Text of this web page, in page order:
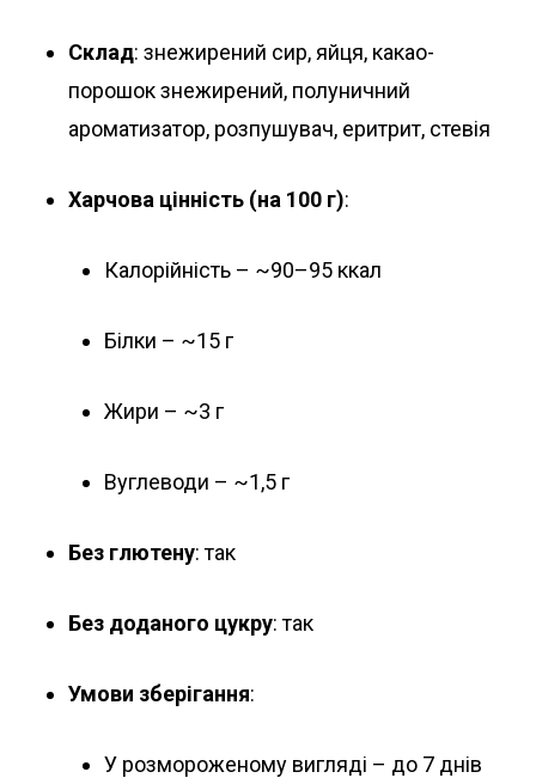
Склад: знежирений сир, яйця, какао-
порошок знежирений, полуничний
ароматизатор, розпушувач, еритрит, стевія
Харчова цінність (на 100 г):
Калорійність – ~90–95 ккал
Білки – ~15 г
Жири – ~3 г
Вуглеводи – ~1,5 г
Без глютену: так
Без доданого цукру: так
Умови зберігання:
У розмороженому вигляді – до 7 днів